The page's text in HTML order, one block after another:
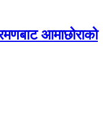
आमाछोराको